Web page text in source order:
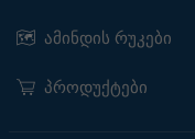
ამინდის რუკები
პროდუქტები